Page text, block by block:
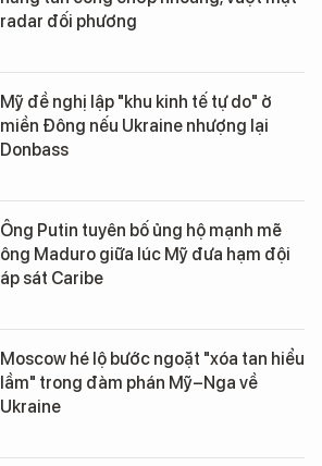
radar đối phương
Mỹ đề nghị lập "khu kinh tế tự do" ở
miền Đông nếu Ukraine nhượng lại
Donbass
Ông Putin tuyên bố ủng hộ mạnh mẽ
ông Maduro giữa lúc Mỹ đưa hạm đội
áp sát Caribe
Moscow hé lộ bước ngoặt "xóa tan hiểu
lầm" trong đàm phán Mỹ–Nga về
Ukraine